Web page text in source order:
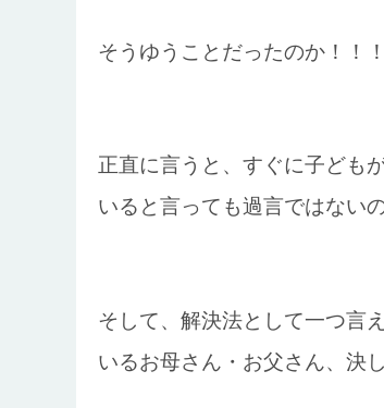
そうゆうことだったのか！！
正直に言うと、すぐに子ども
いると言っても過言ではないの
そして、解決法として一つ言
いるお母さん・お父さん、決